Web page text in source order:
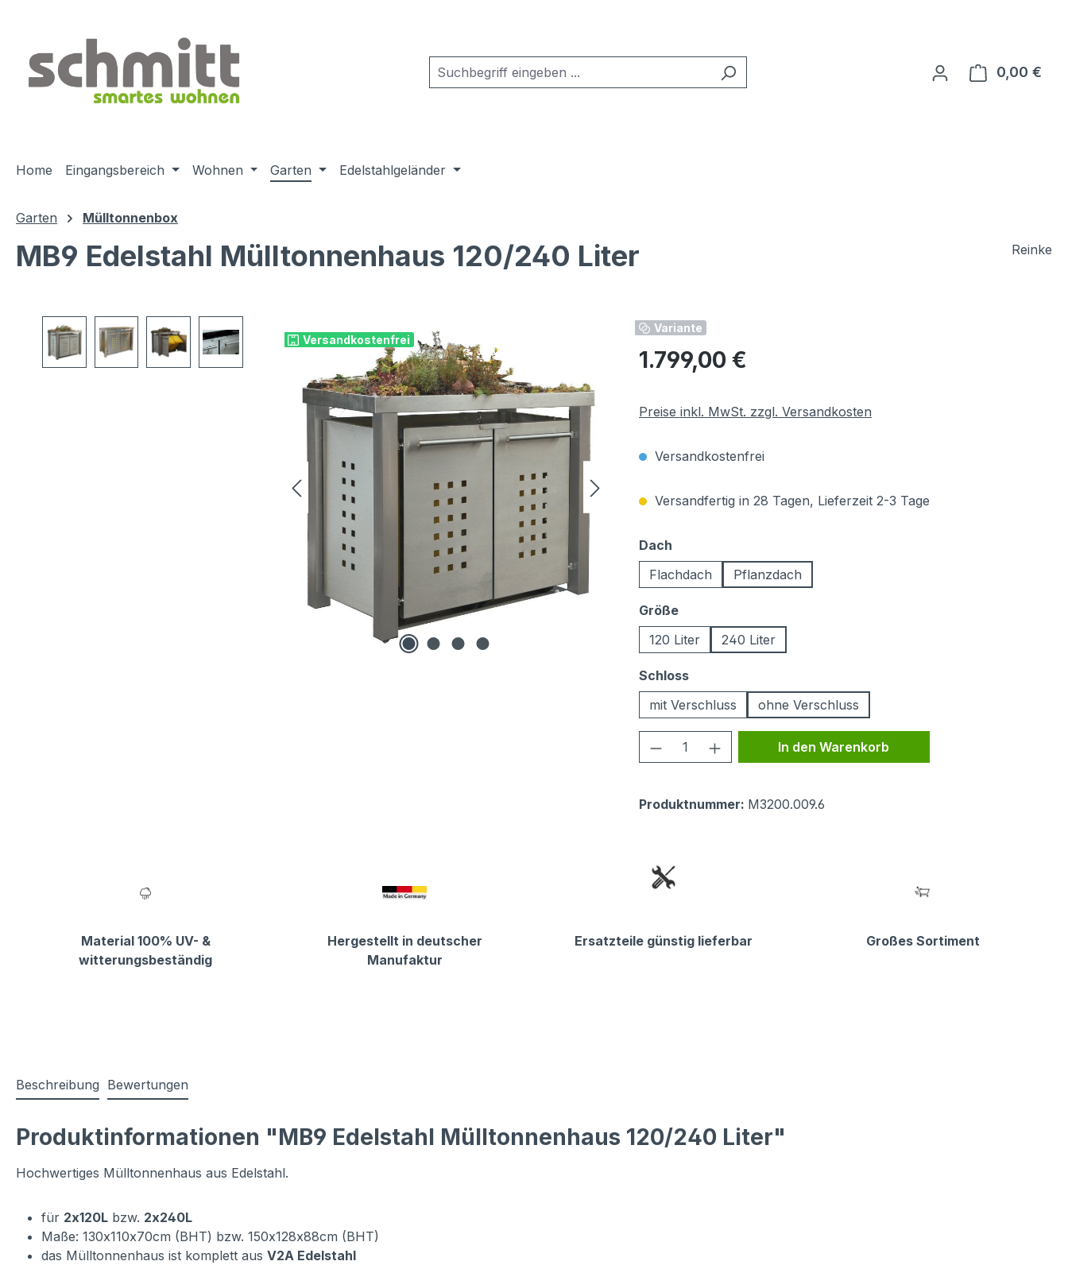
0,00 €
Home Eingangsbereich Wohnen Garten Edelstahlgeländer
Garten Mülltonnenbox
MB9 Edelstahl Mülltonnenhaus 120/240 Liter Reinke
Versandkostenfrei
Variante
Regulärer Preis:
1.799,00 €
Preise inkl. MwSt. zzgl. Versandkosten
Versandkostenfrei
Versandfertig in 28 Tagen, Lieferzeit 2-3 Tage
Dach
Flachdach
Pflanzdach
Größeauswählen
120 Liter
240 Liter
Schlossauswählen
mit Verschluss
ohne Verschluss
Produkt Anzahl: Gib den gewünschten Wert
In den Warenkorb
Produktnummer: M3200.009.6
Material 100% UV- &
witterungsbeständig
Hergestellt in deutscher
Manufaktur
Ersatzteile günstig lieferbar Großes Sortiment
Beschreibung Bewertungen
Produktinformationen "MB9 Edelstahl Mülltonnenhaus 120/240 Liter"
Hochwertiges Mülltonnenhaus aus Edelstahl.
für 2x120L bzw. 2x240L
Maße: 130x110x70cm (BHT) bzw. 150x128x88cm (BHT)
das Mülltonnenhaus ist komplett aus V2A Edelstahl